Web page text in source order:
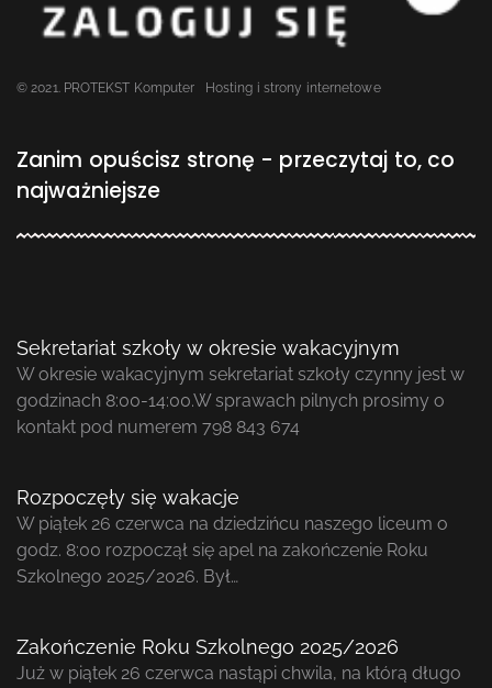
© 2021. PROTEKST Komputer Hosting i strony internetowe
Zanim opuścisz stronę - przeczytaj to, co
najważniejsze
Sekretariat szkoły w okresie wakacyjnym
W okresie wakacyjnym sekretariat szkoły czynny jest w
godzinach 8:00-14:00.W sprawach pilnych prosimy o
kontakt pod numerem 798 843 674
Rozpoczęły się wakacje
W piątek 26 czerwca na dziedzińcu naszego liceum o
godz. 8:00 rozpoczął się apel na zakończenie Roku
Szkolnego 2025/2026. Był…
Zakończenie Roku Szkolnego 2025/2026
Już w piątek 26 czerwca nastąpi chwila, na którą długo